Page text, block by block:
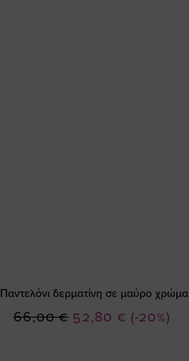
Παντελόνι δερματίνη σε μαύρο χρώμα
(-20%)
Ειδική
52,80 €
66,00 €